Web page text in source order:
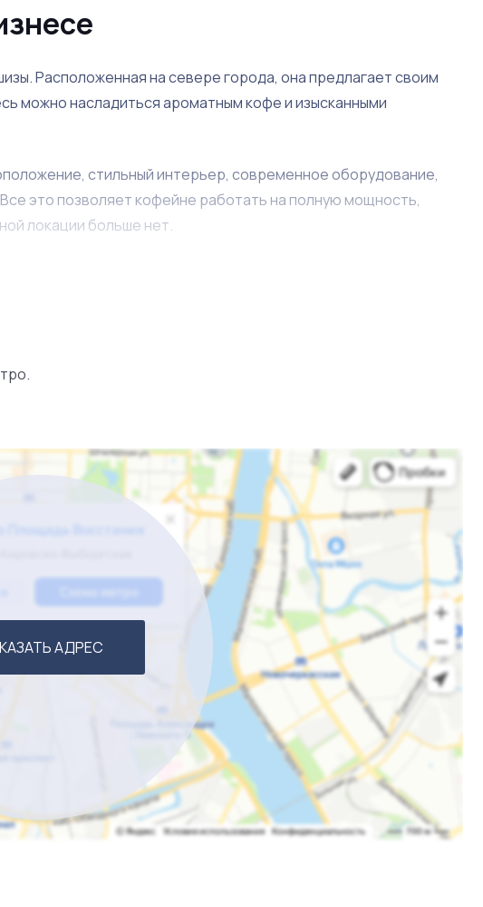
Расположенная на севере города, она предлагает своим
можно насладиться ароматным кофе и изысканными
стильный интерьер, современное оборудование,
это позволяет кофейне работать на полную мощность,
локации больше нет.
гостеприимства и начать свой бизнес с уже
содействие на первых этапах вхождения в бизнес
АДРЕС